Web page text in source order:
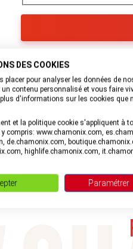
Les informations
Tourisme de la Vallée de
En savoir plus sur la
DES COOKIES
placer pour analyser les données de
un contenu personnalisé et vous faire
plus d'informations sur les cookies que
et la politique cookie s'appliquent à
compris: www.chamonix.com,
de.chamonix.com,
highlife.chamonix.com,
Paramétrer